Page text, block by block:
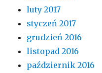
luty 2017
styczeń 2017
grudzień 2016
listopad 2016
październik 2016